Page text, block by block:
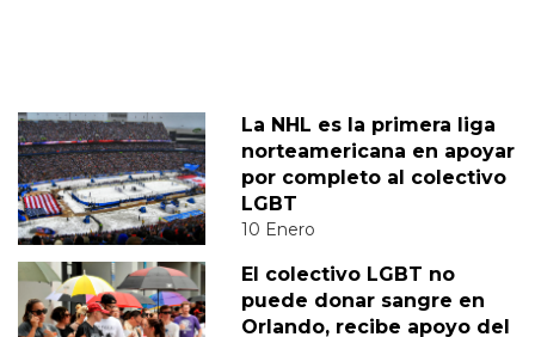
La NHL es la primera liga
norteamericana en apoyar
por completo al colectivo
LGBT
10 Enero
El colectivo LGBT no
puede donar sangre en
Orlando, recibe apoyo del